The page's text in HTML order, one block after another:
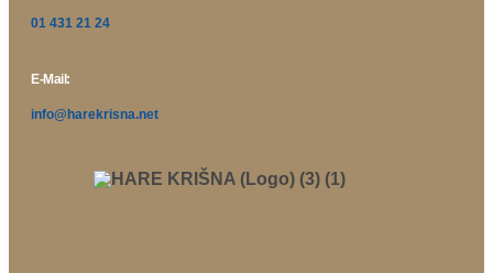
01 431 21 24
E-Mail:
info@harekrisna.net